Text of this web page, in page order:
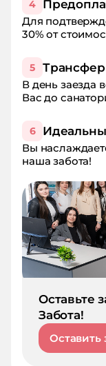
4
Для
30% от
5 Трансфер
В день заезда
Вас до
6
Вы
наша забота!
Оставьте
Забота!
Оставить